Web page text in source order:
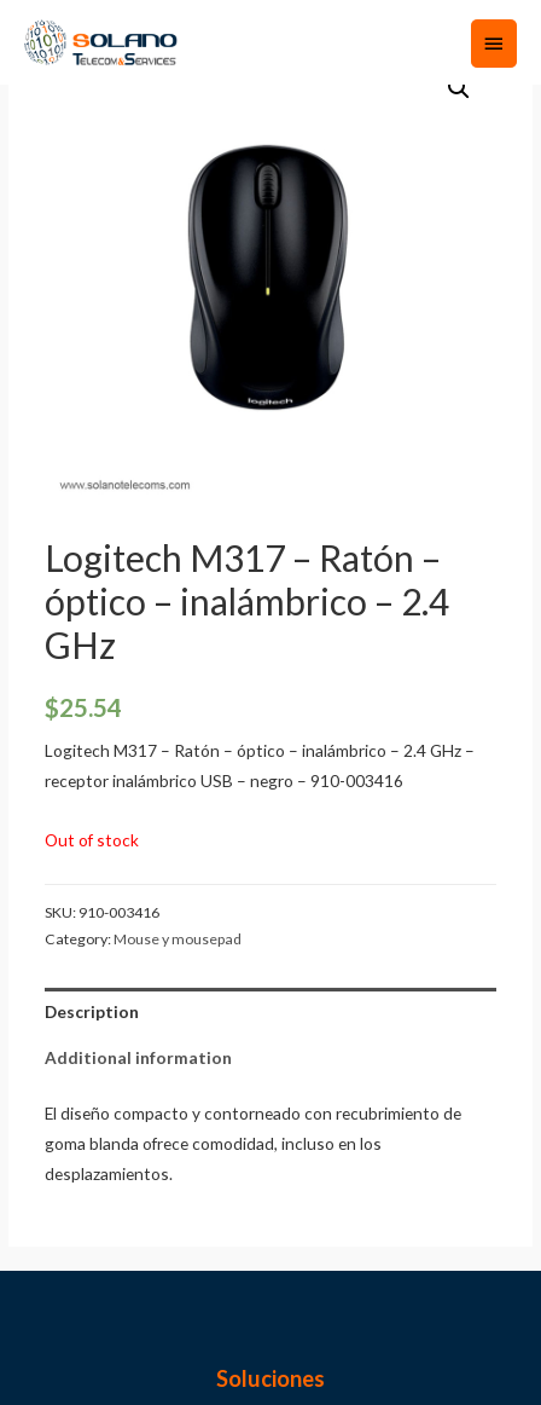
Logitech M317 – Ratón –
óptico – inalámbrico – 2.4
GHz
$25.54
Logitech M317 – Ratón – óptico – inalámbrico – 2.4 GHz –
receptor inalámbrico USB – negro – 910-003416
Out of stock
SKU: 910-003416
Category:Mouse y mousepad
Description
Additional information
El diseño compacto y contorneado con recubrimiento de
goma blanda ofrece comodidad, incluso en los
desplazamientos.
Soluciones